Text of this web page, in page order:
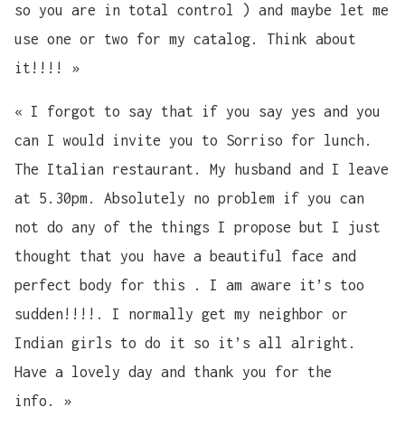
so you are in total control ) and maybe let me
use one or two for my catalog. Think about
it!!!! »
« I forgot to say that if you say yes and you
can I would invite you to Sorriso for lunch.
The Italian restaurant. My husband and I leave
at 5.30pm. Absolutely no problem if you can
not do any of the things I propose but I just
thought that you have a beautiful face and
perfect body for this . I am aware it’s too
sudden!!!!. I normally get my neighbor or
Indian girls to do it so it’s all alright.
Have a lovely day and thank you for the
info. »